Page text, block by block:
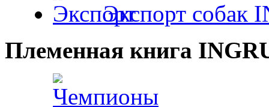
Экспорт собак
Племенная книга